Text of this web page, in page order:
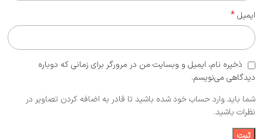
ایمیل*
ذخیره نام، ایمیل و وبسایت من در مرورگر برای زمانی که دوباره
دیدگاهی می‌نویسم.
شما باید وارد حساب خود شده باشید تا قادر به اضافه کردن تصاویر در
نظرات باشید.